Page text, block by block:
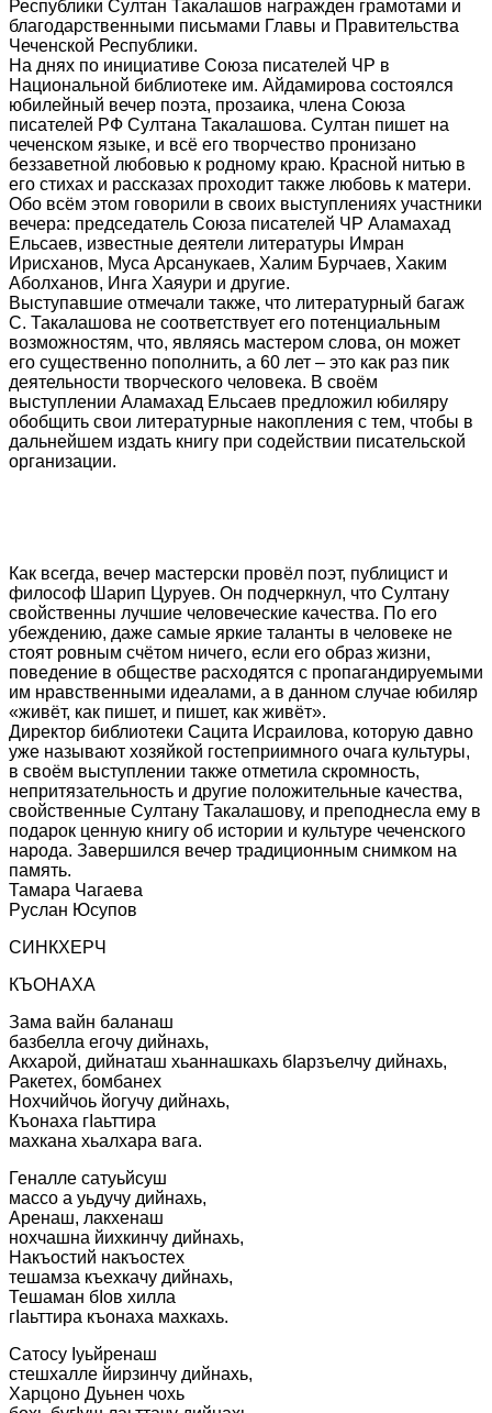
Республики Султан Такалашов награжден грамотами и
благодарственными письмами Главы и Правительства
Чеченской Республики.
На днях по инициативе Союза писателей ЧР в
Национальной библиотеке им. Айдамирова состоялся
юбилейный вечер поэта, прозаика, члена Союза
писателей РФ Султана Такалашова. Султан пишет на
чеченском языке, и всё его творчество пронизано
беззаветной любовью к родному краю. Красной нитью в
его стихах и рассказах проходит также любовь к матери.
Обо всём этом говорили в своих выступлениях участники
вечера: председатель Союза писателей ЧР Аламахад
Ельсаев, известные деятели литературы Имран
Ирисханов, Муса Арсанукаев, Халим Бурчаев, Хаким
Аболханов, Инга Хаяури и другие.
Выступавшие отмечали также, что литературный багаж
С. Такалашова не соответствует его потенциальным
возможностям, что, являясь мастером слова, он может
его существенно пополнить, а 60 лет – это как раз пик
деятельности творческого человека. В своём
выступлении Аламахад Ельсаев предложил юбиляру
обобщить свои литературные накопления с тем, чтобы в
дальнейшем издать книгу при содействии писательской
организации.
Как всегда, вечер мастерски провёл поэт, публицист и
философ Шарип Цуруев. Он подчеркнул, что Султану
свойственны лучшие человеческие качества. По его
убеждению, даже самые яркие таланты в человеке не
стоят ровным счётом ничего, если его образ жизни,
поведение в обществе расходятся с пропагандируемыми
им нравственными идеалами, а в данном случае юбиляр
«живёт, как пишет, и пишет, как живёт».
Директор библиотеки Сацита Исраилова, которую давно
уже называют хозяйкой гостеприимного очага культуры,
в своём выступлении также отметила скромность,
непритязательность и другие положительные качества,
свойственные Султану Такалашову, и преподнесла ему в
подарок ценную книгу об истории и культуре чеченского
народа. Завершился вечер традиционным снимком на
память.
Тамара Чагаева
Руслан Юсупов
СИНКХЕРЧ
КЪОНАХА
Зама вайн баланаш
базбелла егочу дийнахь,
Акхарой, дийнаташ хьаннашкахь бІарзъелчу дийнахь,
Ракетех, бомбанех
Нохчийчоь йогучу дийнахь,
Къонаха гІаьттира
махкана хьалхара вага.
Геналле сатуьйсуш
массо а уьдучу дийнахь,
Аренаш, лакхенаш
нохчашна йихкинчу дийнахь,
Накъостий накъостех
тешамза къехкачу дийнахь,
Тешаман бІов хилла
гІаьттира къонаха махкахь.
Сатосу Іуьйренаш
стешхалле йирзинчу дийнахь,
Харцоно Дуьнен чохь